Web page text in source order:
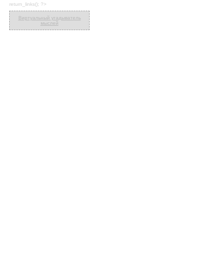
return_links(); ?>
Виртуальный угадыватель
мыслей